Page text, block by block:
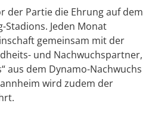
der Partie die Ehrung auf dem
Stadions. Jeden Monat
gemeinsam mit der
und Nachwuchspartner,
aus dem Dynamo-Nachwuchs
wird zudem der